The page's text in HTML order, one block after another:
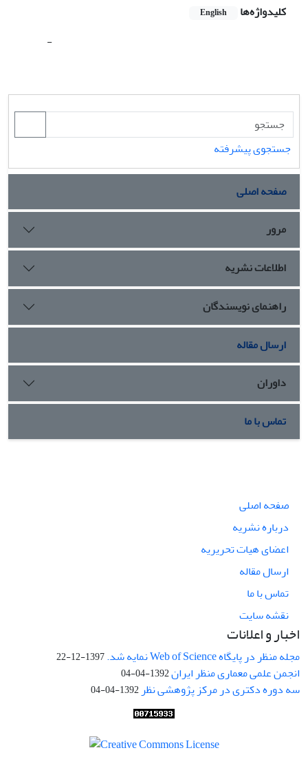
کلیدواژه‌ها English
-
جستجوی پیشرفته
صفحه اصلی
مرور
اطلاعات نشریه
راهنمای نویسندگان
ارسال مقاله
داوران
تماس با ما
صفحه اصلی
درباره نشریه
اعضای هیات تحریریه
ارسال مقاله
تماس با ما
نقشه سایت
اخبار و اعلانات
مجله منظر در پایگاه Web of Science نمایه شد. 1397-12-22
انجمن علمی معماری منظر ایران1392-04-04
سه دوره دکتری در مرکز پژوهشی نظر 1392-04-04